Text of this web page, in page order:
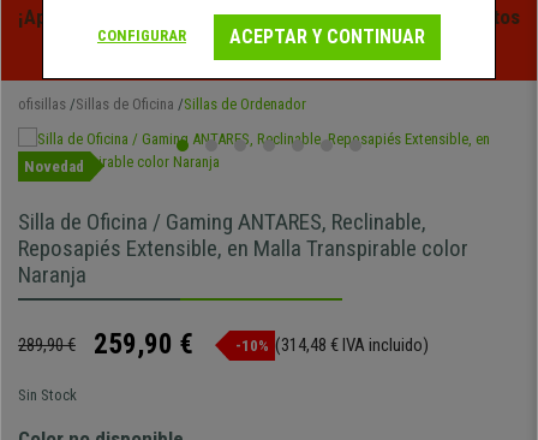
¡Aprovecha las Rebajas de Verano en Ofisillas! Descuentos
Exclusivos por Tiempo Limitado - Ver Promo
ofisillas Sillas de Oficina Sillas de Ordenador
Novedad
Silla de Oficina / Gaming ANTARES, Reclinable,
Reposapiés Extensible, en Malla Transpirable color
Naranja
289,90 € 259,90 € -10% (314,48 € IVA incluido)
Sin Stock
CONFIGURAR ACEPTAR Y CONTINUAR